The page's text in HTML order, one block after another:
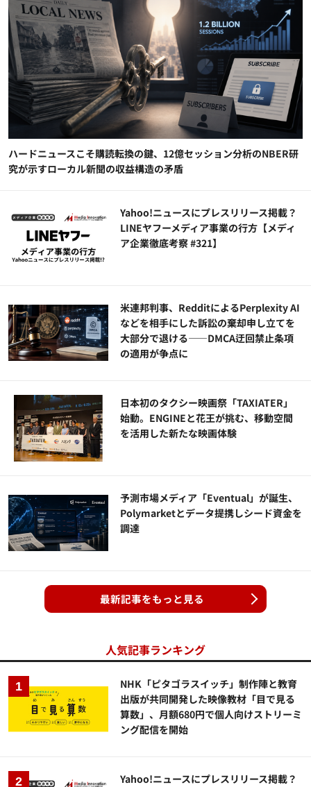
ハードニュースこそ購読転換の鍵、12億セッション分析のNBER研
究が示すローカル新聞の収益構造の矛盾
Yahoo!ニュースにプレスリリース掲載？
LINEヤフーメディア事業の行方【メディ
ア企業徹底考察 #321】
米連邦判事、RedditによるPerplexity AI
などを相手にした訴訟の棄却申し立てを
大部分で退ける——DMCA迂回禁止条項
の適用が争点に
日本初のタクシー映画祭「TAXIATER」
始動。ENGINEと花王が挑む、移動空間
を活用した新たな映画体験
予測市場メディア「Eventual」が誕生、
Polymarketとデータ提携しシード資金を
調達
最新記事をもっと見る
人気記事ランキング
NHK「ピタゴラスイッチ」制作陣と教育
出版が共同開発した映像教材「目で見る
算数」、月額680円で個人向けストリーミ
ング配信を開始
Yahoo!ニュースにプレスリリース掲載？